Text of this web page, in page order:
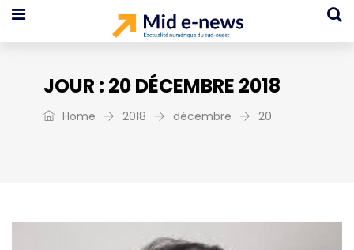
JOUR : 20 DÉCEMBRE 2018
Home 2018 décembre 20